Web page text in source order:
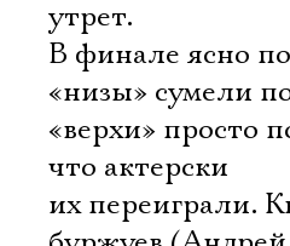
утрет.
В финале ясно
«низы» сумели
«верхи» просто
что актерски
их переиграли.